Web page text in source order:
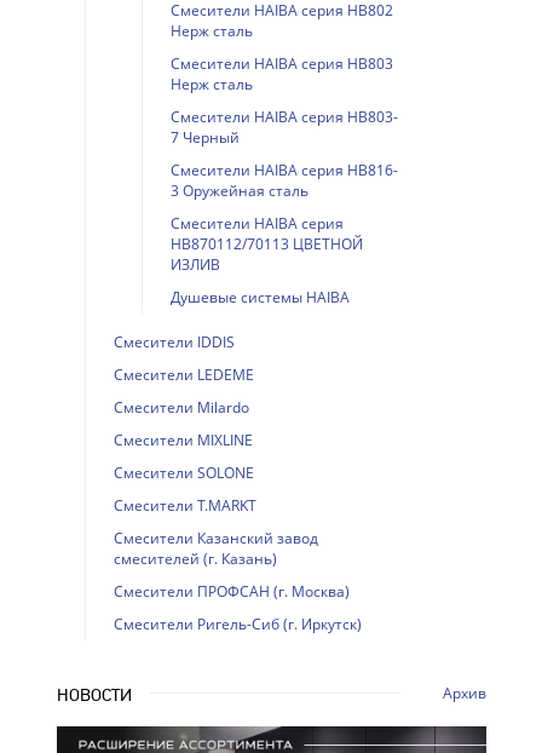
Смесители HAIBA серия HB802
Нерж сталь
Смесители HAIBA серия HB803
Нерж сталь
Смесители HAIBA серия HB803-
7 Черный
Смесители HAIBA серия HB816-
3 Оружейная сталь
Смесители HAIBA серия
HB870112/70113 ЦВЕТНОЙ
ИЗЛИВ
Душевые системы HAIBA
Смесители IDDIS
Смесители LEDEME
Смесители Milardo
Смесители MIXLINE
Смесители SOLONE
Смесители T.MARKT
Смесители Казанский завод
смесителей (г. Казань)
Смесители ПРОФСАН (г. Москва)
Смесители Ригель-Сиб (г. Иркутск)
НОВОСТИ Архив